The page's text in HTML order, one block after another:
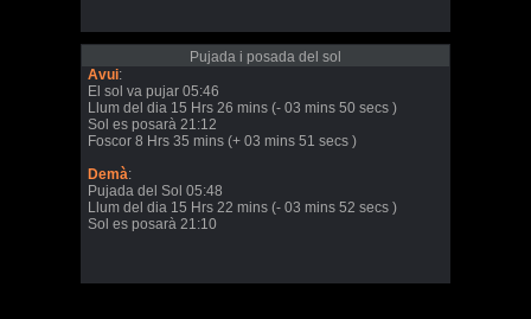
Pujada i posada del sol
Avui:
El sol va pujar 05:46
Llum del dia 15 Hrs 26 mins (- 03 mins 50 secs )
Sol es posarà 21:12
Foscor 8 Hrs 35 mins (+ 03 mins 51 secs )
Demà:
Pujada del Sol 05:48
Llum del dia 15 Hrs 22 mins (- 03 mins 52 secs )
Sol es posarà 21:10